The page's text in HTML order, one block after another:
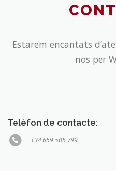
Estarem encantats
nos per
Telèfon de contacte:
+34 659 505 799